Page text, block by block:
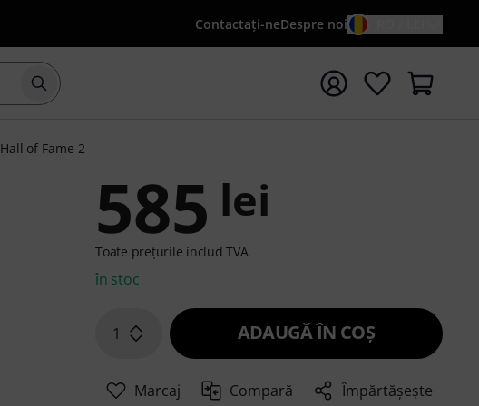
Contactaţi-neDespre noi
Începeți căutarea cu termenul de căutare {searchTerm}
Hall of Fame 2
585 lei
Toate prețurile includ TVA
în stoc
1 ADAUGĂ ÎN COŞ
Marcaj Compară Împărtășește